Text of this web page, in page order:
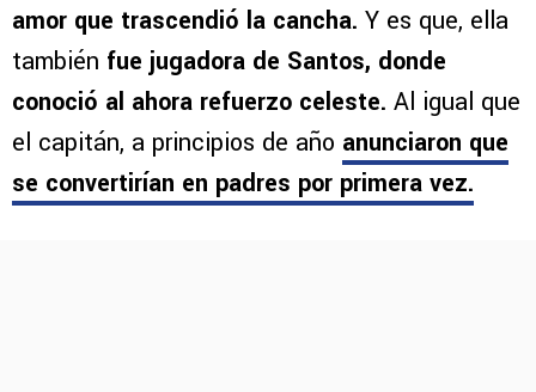
amor que trascendió la cancha. Y es que, ella
también fue jugadora de Santos, donde
conoció al ahora refuerzo celeste. Al igual que
el capitán, a principios de año anunciaron que
se convertirían en padres por primera vez.